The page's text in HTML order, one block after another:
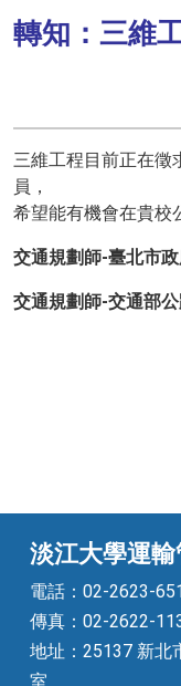
轉知：三維
三維工程目前正在徵
員，
希望能有機會在貴校
交通規劃師-臺北市政
交通規劃師-交通部公
淡江大學運
電話：02-2623-
傳真：02-2622-
地址：25137 新北
室